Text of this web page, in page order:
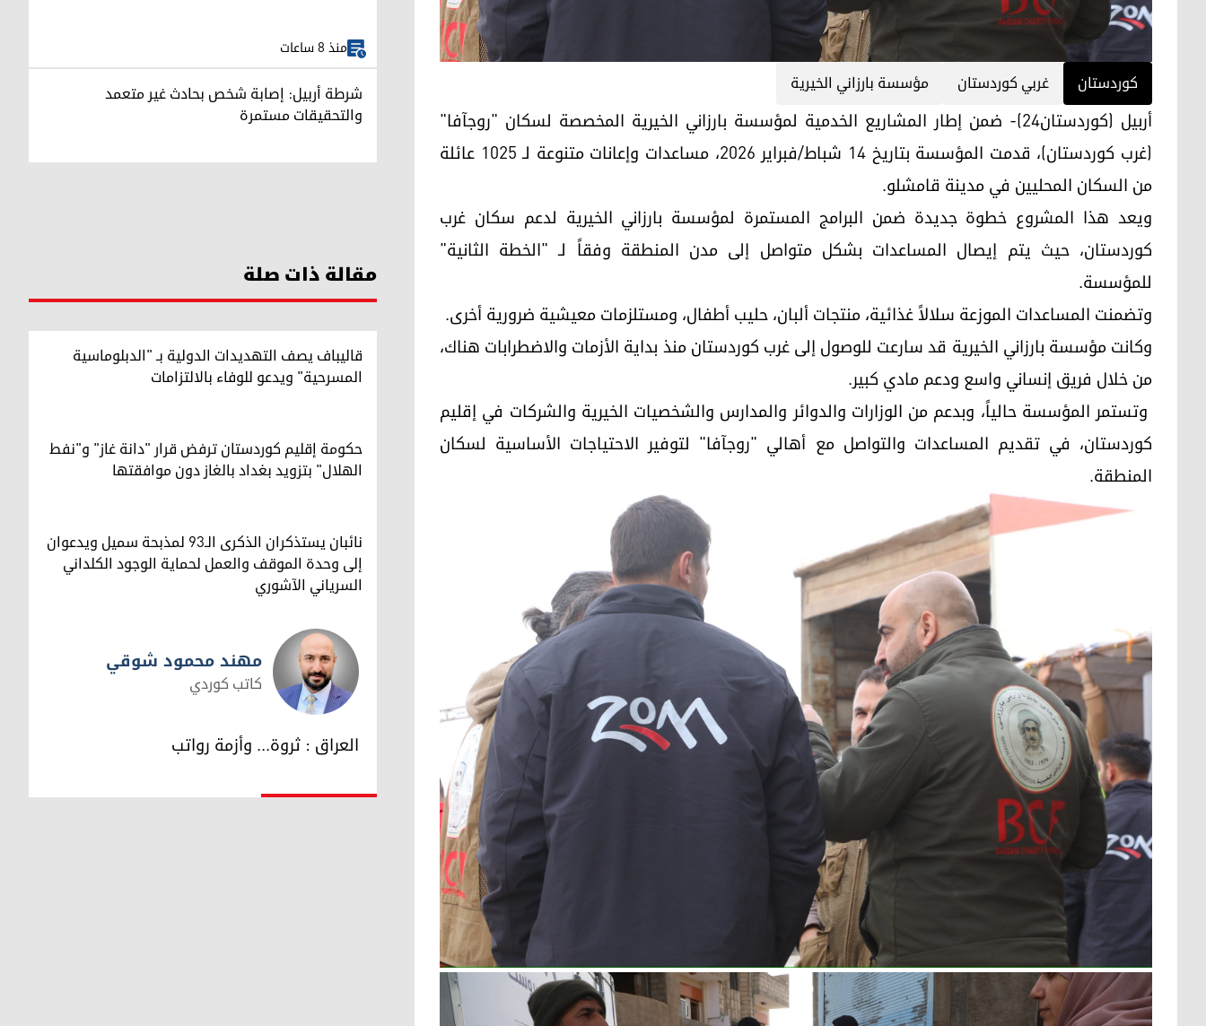
کوردستان غربي كوردستان مؤسسة بارزاني الخيرية
أربيل (كوردستان24)- ضمن إطار المشاريع الخدمية لمؤسسة بارزاني الخيرية المخصصة لسكان "روجآفا"
(غرب كوردستان)، قدمت المؤسسة بتاريخ 14 شباط/فبراير 2026، مساعدات وإعانات متنوعة لـ 1025 عائلة
من السكان المحليين في مدينة قامشلو.
ويعد هذا المشروع خطوة جديدة ضمن البرامج المستمرة لمؤسسة بارزاني الخيرية لدعم سكان غرب
كوردستان، حيث يتم إيصال المساعدات بشكل متواصل إلى مدن المنطقة وفقاً لـ "الخطة الثانية"
للمؤسسة.
وتضمنت المساعدات الموزعة سلالاً غذائية، منتجات ألبان، حليب أطفال، ومستلزمات معيشية ضرورية أخرى.
وكانت مؤسسة بارزاني الخيرية قد سارعت للوصول إلى غرب كوردستان منذ بداية الأزمات والاضطرابات هناك،
من خلال فريق إنساني واسع ودعم مادي كبير.
وتستمر المؤسسة حالياً، وبدعم من الوزارات والدوائر والمدارس والشخصيات الخيرية والشركات في إقليم
كوردستان، في تقديم المساعدات والتواصل مع أهالي "روجآفا" لتوفير الاحتياجات الأساسية لسكان
المنطقة.
منذ 8 ساعات
شرطة أربيل: إصابة شخص بحادث غير متعمد
والتحقيقات مستمرة
مقالة ذات صلة
قاليباف يصف التهديدات الدولية بـ "الدبلوماسية
المسرحية" ويدعو للوفاء بالالتزامات
حكومة إقليم كوردستان ترفض قرار "دانة غاز" و"نفط
الهلال" بتزويد بغداد بالغاز دون موافقتها
نائبان يستذكران الذكرى الـ93 لمذبحة سميل ويدعوان
إلى وحدة الموقف والعمل لحماية الوجود الكلداني
السرياني الآشوري
مهند محمود شوقي
مهند محمود شوقي
كاتب كوردي
العراق : ثروة... وأزمة رواتب